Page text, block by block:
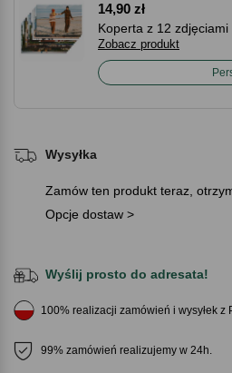
14,90 zł
Koperta z 12 zdjęciami
Zobacz produkt
Wysyłka
Zamów ten produkt teraz,
Opcje dostaw >
Wyślij prosto do adresata!
100% realizacji zamówień i wysyłek z
99% zamówień realizujemy w 24h.